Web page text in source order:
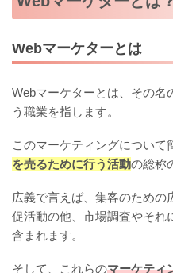
Webマーケターとは
Webマーケターとは、その名
う職業を指します。
このマーケティングについて
を売るために行う活動の総称
広義で言えば、集客のための
促活動の他、市場調査やそれ
含まれます。
そして、これらのマーケティ